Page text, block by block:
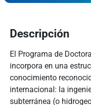
Descripción
El Programa de
incorpora en una
conocimiento
internacional: la
subterránea (o